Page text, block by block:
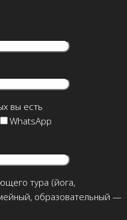
вы есть
WhatsApp
тура (йога,
образовательный —